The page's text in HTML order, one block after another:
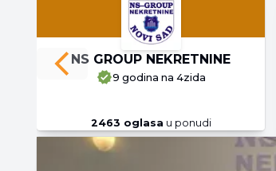
NS GROUP NEKRETNINE
9 godina na 4zida
2463 oglasa u ponudi
Previous slide